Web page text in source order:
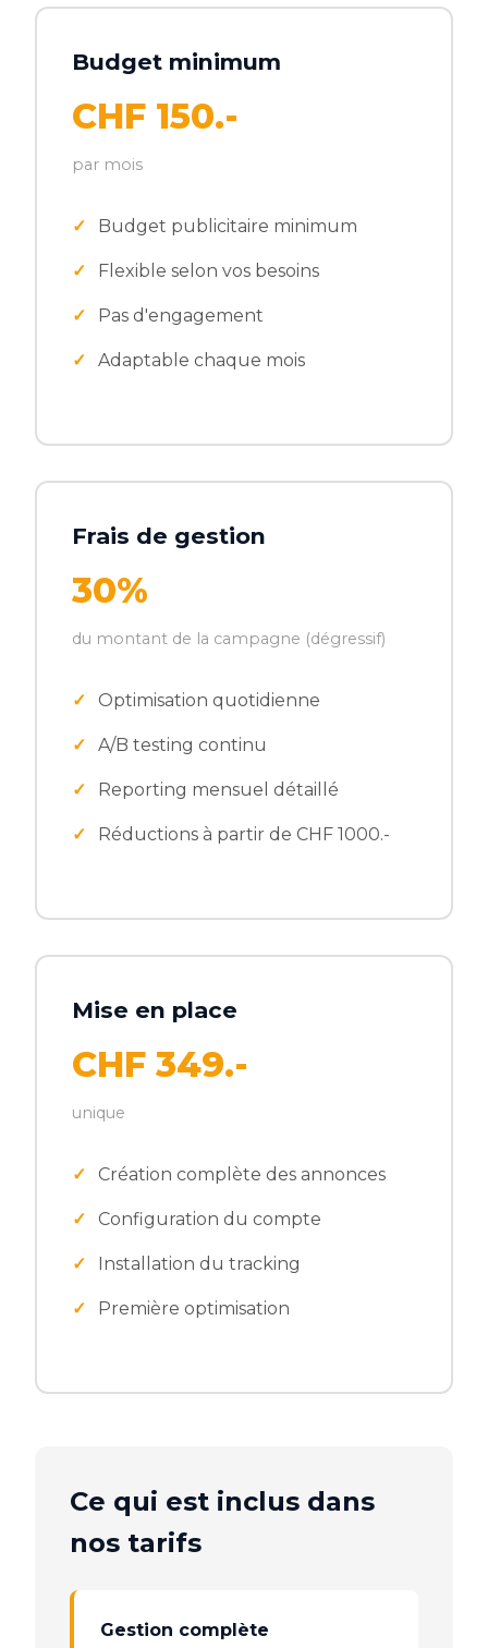
Budget minimum
CHF 150.-
par mois
Budget publicitaire minimum
Flexible selon vos besoins
Pas d'engagement
Adaptable chaque mois
Frais de gestion
30%
du montant de la campagne (dégressif)
Optimisation quotidienne
A/B testing continu
Reporting mensuel détaillé
Réductions à partir de CHF 1000.-
Mise en place
CHF 349.-
unique
Création complète des annonces
Configuration du compte
Installation du tracking
Première optimisation
Ce qui est inclus dans
nos tarifs
Gestion complète